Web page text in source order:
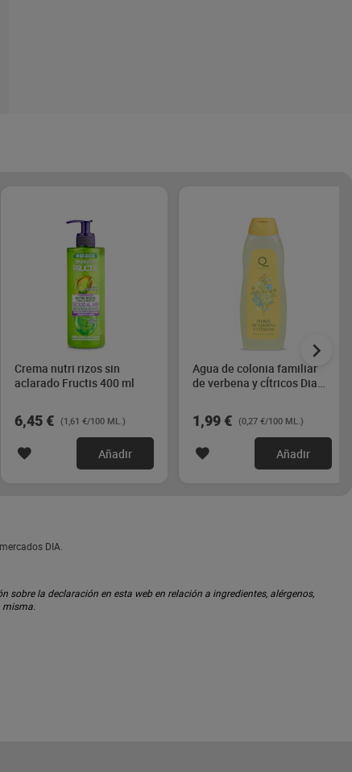
Crema nutri rizos sin
aclarado Fructis 400 ml
6,45 € (1,61 €/100 ML.)
Añadir
Agua de colonia familiar
de verbena y cÍtricos Dia
1,99 € (0,27 €/100 ML.)
Añadir
DIA.
la declaración en esta web en relación a ingredientes, alérgenos,